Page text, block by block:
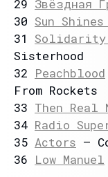
29 Звёздная
30 Sun
31 Solidarity
Sisterhood
32 Peachblood
From Rockets
33 Then Real
34 Radio
35 Actors –
36 Low Manuel